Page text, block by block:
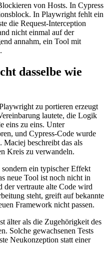
von Hosts. In Cypress
In Playwright fehlt ein
die Request-Interception
nicht einmal auf der
annahm, ein Tool mit
dasselbe wie
zu portieren erzeugt
lautete, die Logik
eins zu eins. Unter
und Cypress-Code wurde
beschreibt das als
Kreis zu verwandeln.
ein typischer Effekt
neue Tool ist noch nicht in
der vertraute alte Code wird
steht, greift auf bekannte
Framework nicht passen.
älter als die Zugehörigkeit des
Solche gewachsenen Tests
Neukonzeption statt einer